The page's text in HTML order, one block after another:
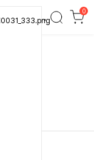
폴라리스 컴포트 슬라이드 폴대 280 (티탄) 0